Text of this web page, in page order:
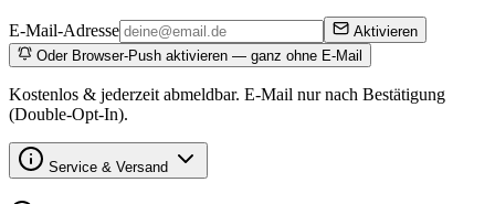
E-Mail-Adresse
Aktivieren
Oder Browser-Push aktivieren — ganz ohne E-Mail
Kostenlos & jederzeit abmeldbar. E-Mail nur nach Bestätigung
(Double-Opt-In).
Service & Versand